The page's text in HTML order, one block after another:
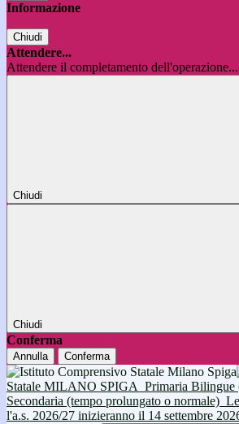
Informazione
Chiudi
Attendere...
Attendere il completamento dell'operazione...
Chiudi
Chiudi
Conferma
Annulla Conferma
Statale MILANO SPIGA Primaria Bilingue
Secondaria (tempo prolungato o normale)
l'a.s. 2026/27 inizieranno il 14 settembre